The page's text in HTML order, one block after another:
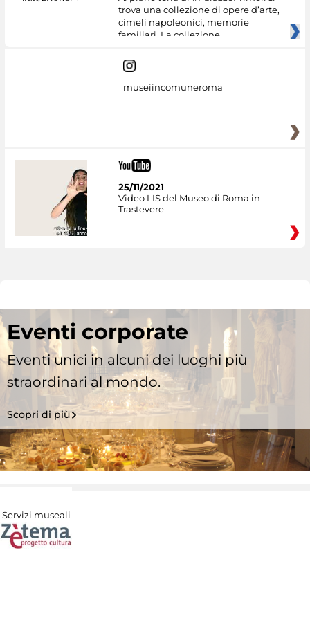
trova una collezione di opere d’arte,
cimeli napoleonici, memorie
familiari. La collezione
museiincomuneroma
25/11/2021
Video LIS del Museo di Roma in
Trastevere
Eventi corporate
Eventi unici in alcuni dei luoghi più
straordinari al mondo.
Scopri di più
Servizi museali